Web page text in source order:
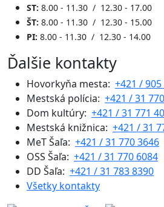
ST: 8.00 - 11.30 / 12.30 - 17.00
ŠT: 8.00 - 11.30 / 12.30 - 15.00
PI: 8.00 - 11.30 / 12.30 - 14.00
Ďalšie kontakty
Hovorkyňa mesta: +421 /
Mestská polícia: +421 / 31
Dom kultúry: +421 / 31 771
Mestská knižnica: +421 / 31
MeT Šaľa: +421 / 31 770 3646
OSS Šaľa: +421 / 31 770 6084
DD Šaľa: +421 / 31 783 8390
Všetky kontakty